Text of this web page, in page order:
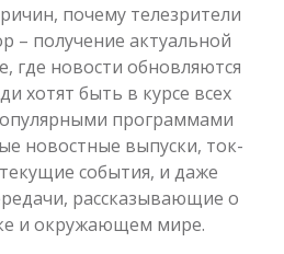
почему телезрители
– получение актуальной
где новости обновляются
хотят быть в курсе всех
программами
новостные выпуски, ток-
события, и даже
рассказывающие о
и окружающем мире.